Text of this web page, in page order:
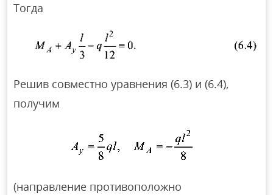
Тогда
Решив совместно уравнения (6.3) и (6.4),
получим
(направление противоположно